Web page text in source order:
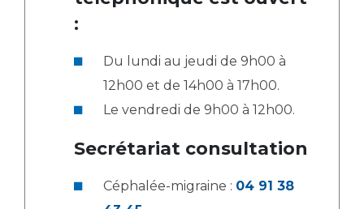
Salon des familles
Transports sanitaires
Vos droits, vos devoirs
Handicap
Handi 13
Pôle Médecine Physique et Réadaptation
Accueil sourds et malentendants
Les structures de recherche
Écoles et Instituts de Formation
Professionnels de santé
:
Du lundi au jeudi de 9h00 à
12h00 et de 14h00 à 17h00.
Le vendredi de 9h00 à 12h00.
Secrétariat consultation
Céphalée-migraine : 04 91 38